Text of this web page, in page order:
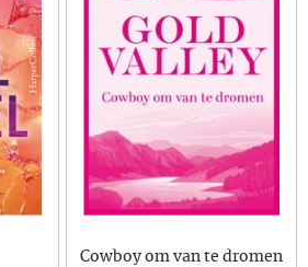
Cowboy om van te dromen